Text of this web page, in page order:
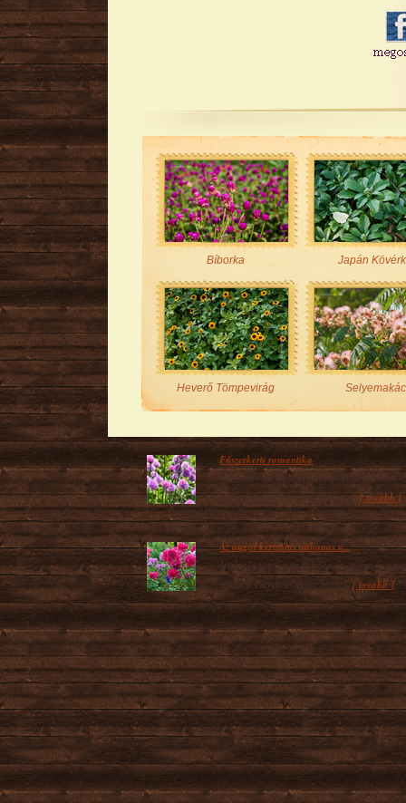
Bíborka Japán
Heverő Tömpevirág Selyemakác
Fűszerkerti romantika
A fűszer- és gyógynövényekből álló kert
küllemében, díszítőértékében...[ tovább ]
Az angol kertstílus otthonos v...
A falusi kertek pazar bősége, bájos
abból a vágyból fakad, hogy...[ tovább ]